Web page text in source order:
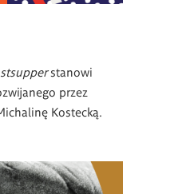
stanowi
przez
Kostecką.